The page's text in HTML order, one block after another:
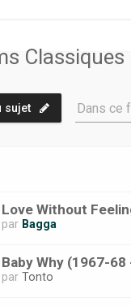
Classiques
sujet Dans ce
Love Without
par Bagga
Baby Why (1967-
parTonto